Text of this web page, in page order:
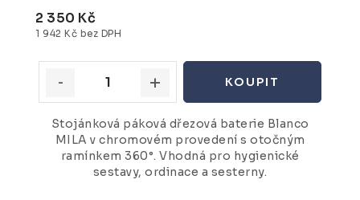
1 942 Kč bez DPH
2 350 Kč
Stojánková páková dřezová baterie Blanco
MILA v chromovém provedení s otočným
ramínkem 360°. Vhodná pro hygienické
sestavy, ordinace a sesterny.